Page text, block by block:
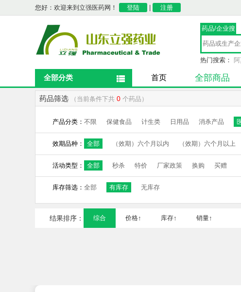
您好：欢迎来到立强医药网！ 登陆 注册
药品/企业搜
索
热门搜索：
全部分类 首页 全部商品
药品筛选 （当前条件下共 0 个药品）
产品分类： 不限 保健食品 计生类 日用品 消杀产品
效期品种： 全部 （效期）六个月以内 （效期）六个月以上
活动类型： 全部 秒杀 特价 厂家政策 换购 买赠
库存筛选： 全部 有库存 无库存
结果排序： 综合 价格↑ 库存↑ 销量↑